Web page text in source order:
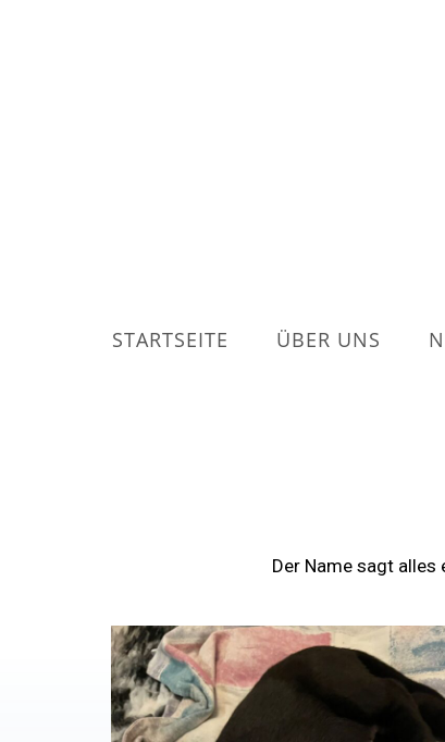
STARTSEITE ÜBER UNS
Der Name sagt alles